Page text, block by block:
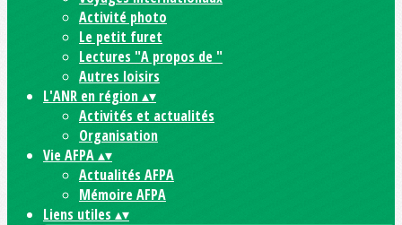
Activité photo
Le petit furet
Lectures "A propos de "
Autres loisirs
L'ANR en région▴▾
Activités et actualités
Organisation
Vie AFPA▴▾
Actualités AFPA
Mémoire AFPA
Liens utiles ▴▾